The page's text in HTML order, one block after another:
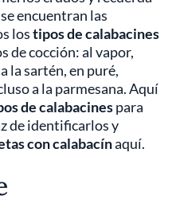
encuentran las
lostipos de calabacines
de cocción: al vapor,
la sartén, en puré,
a la parmesana. Aquí
de calabacinespara
de identificarlos y
con calabacínaquí.